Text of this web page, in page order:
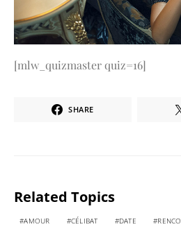
[mlw_quizmaster quiz=16]
SHARE
Related Topics
AMOUR CÉLIBAT DATE